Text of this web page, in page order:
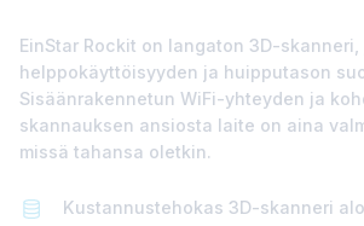
EinStar Rockit on langaton 3D-
helppokäyttöisyyden ja huipputason
Sisäänrakennetun WiFi-yhteyden ja
skannauksen ansiosta laite on aina
missä tahansa oletkin.
Kustannustehokas 3D-skanneri